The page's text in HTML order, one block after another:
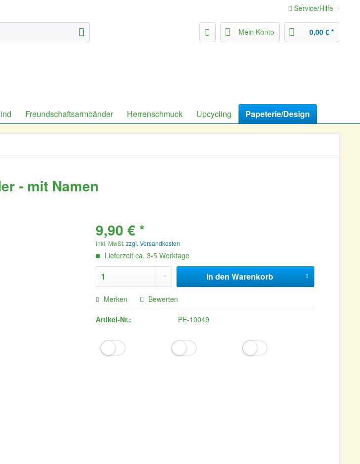
Service/Hilfe
Mein Konto 0,00 € *
Freundschaftsarmbänder Herrenschmuck Upcycling Papeterie/Design
- mit Namen
9,90 € *
inkl. MwSt.zzgl. Versandkosten
Lieferzeit ca. 3-5 Werktage
In den Warenkorb
Merken Bewerten
Artikel-Nr.: PE-10049